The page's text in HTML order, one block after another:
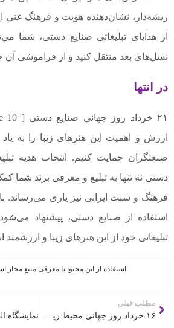
ریشه‌دار، نشان‌دهنده هویت و فرهنگ غنی
از هدایای تبلیغاتی صنایع دستی، شما
نسل‌های بعد منتقل کنید و از فراموشی آن
در انتها
ارزش و اهمیت این هنرهای زیبا را به
صنعتگران حمایت کنیم. انتخاب هدیه
دستی نه تنها به تبلیغ و معرفی برند شما
فرهنگ و سنت ایرانی نیز یاری می‌رساند.
استفاده از صنایع دستی، پیشنهاد
تبلیغاتی خود از این هنرهای زیبا و ارزشمند
استفاده از این محتوا با معرفی منبع مجاز
مطلب قبلی